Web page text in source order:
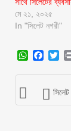
মে ২১, ২০২৫
In "সিলেট নগরী"